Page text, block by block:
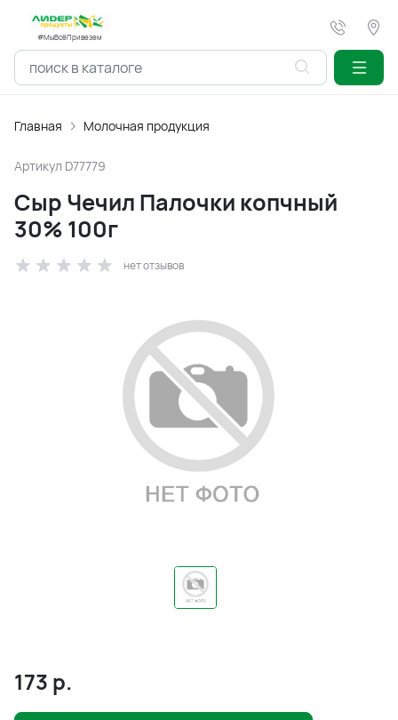
#МыВсёПривезем
Главная Молочная продукция
Артикул D77779
Сыр Чечил Палочки копчный
30% 100г
нет отзывов
173 р.